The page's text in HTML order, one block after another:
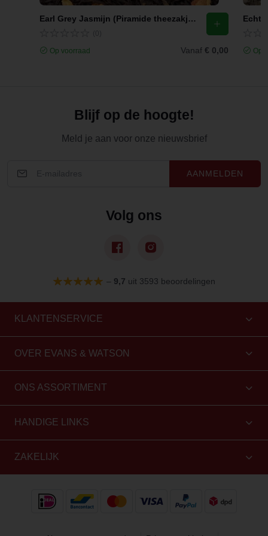
Earl Grey Jasmijn (Piramide theezakjes)
Op voorraad Vanaf € 0,00 Op
Blijf op de hoogte!
Meld je aan voor onze nieuwsbrief
AANMELDEN
Volg ons
– 9,7 uit 3593 beoordelingen
KLANTENSERVICE
OVER EVANS & WATSON
ONS ASSORTIMENT
HANDIGE LINKS
ZAKELIJK